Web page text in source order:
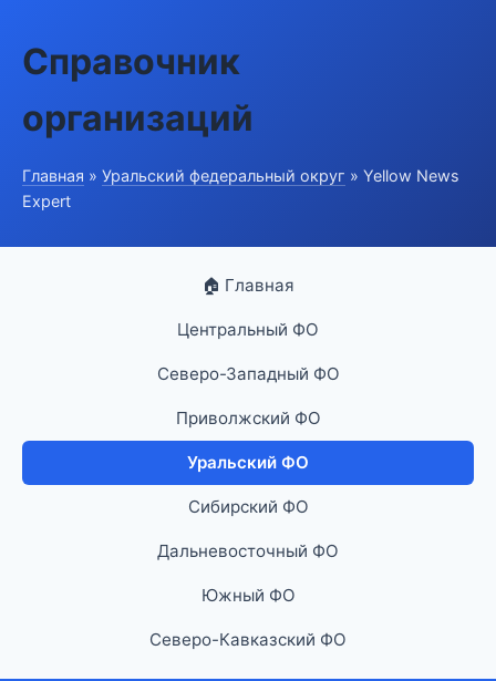
Справочник
организаций
Главная » Уральский федеральный округ » Yellow News
Expert
🏠 Главная
Центральный ФО
Северо-Западный ФО
Приволжский ФО
Уральский ФО
Сибирский ФО
Дальневосточный ФО
Южный ФО
Северо-Кавказский ФО